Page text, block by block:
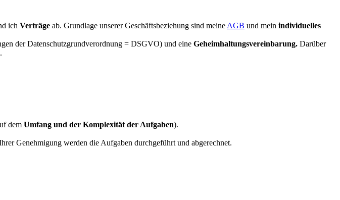
ich Verträge ab. Grundlage unserer Geschäftsbeziehung sind meine AGB und mein individuelles
der Datenschutzgrundverordnung = DSGVO) und eine Geheimhaltungsvereinbarung. Darüber
dem Umfang und der Komplexität der Aufgaben).
Genehmigung werden die Aufgaben durchgeführt und abgerechnet.